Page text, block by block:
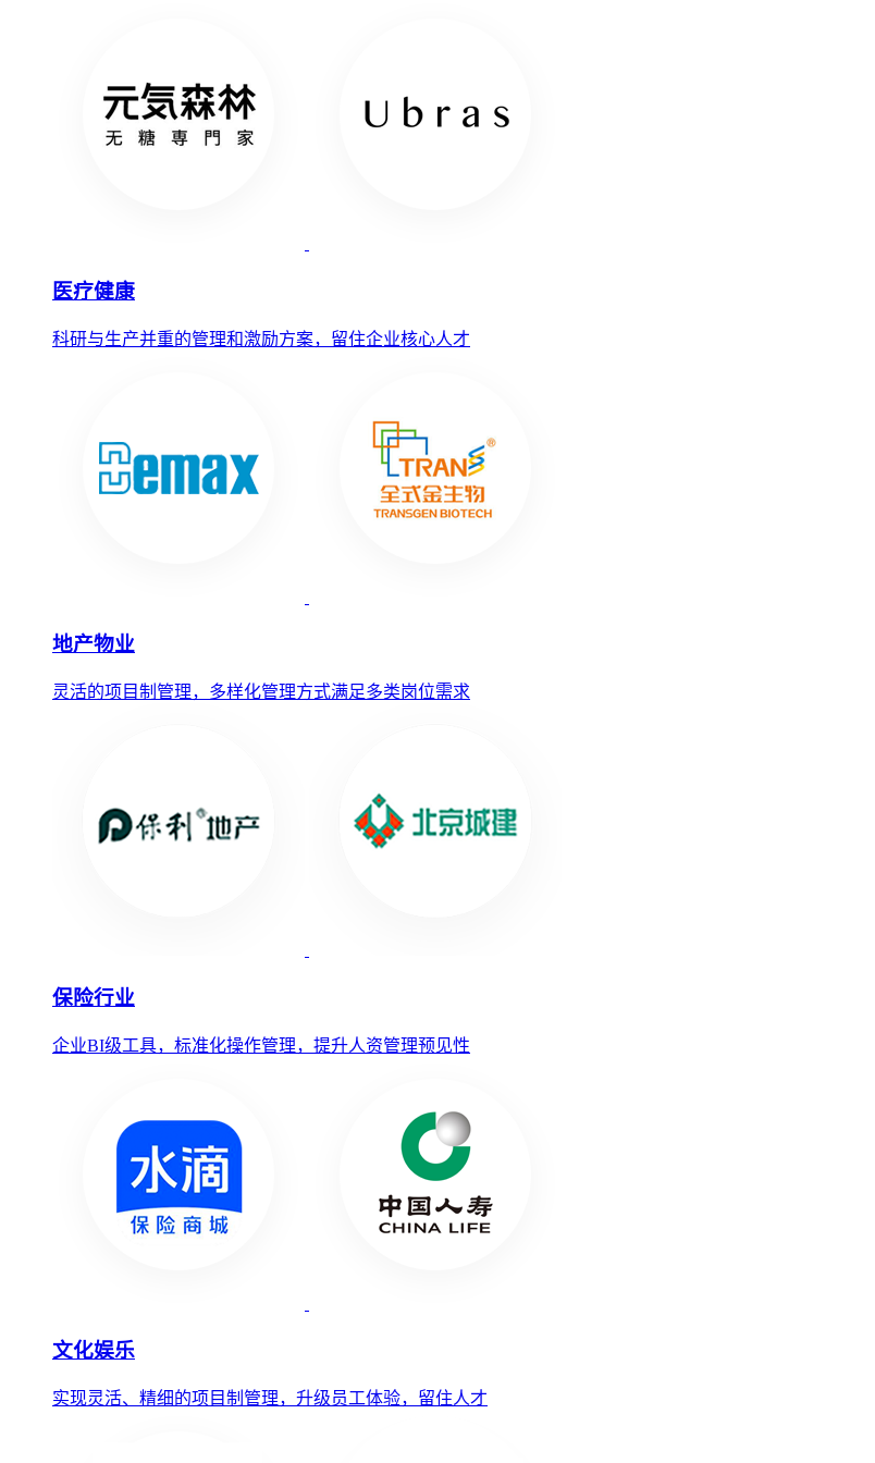
医疗健康
科研与生产并重的管理和激励方案，留住企业核心人才
地产物业
灵活的项目制管理，多样化管理方式满足多类岗位需求
保险行业
企业BI级工具，标准化操作管理，提升人资管理预见性
文化娱乐
实现灵活、精细的项目制管理，升级员工体验，留住人才